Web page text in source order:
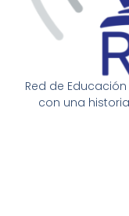
Red de
con una